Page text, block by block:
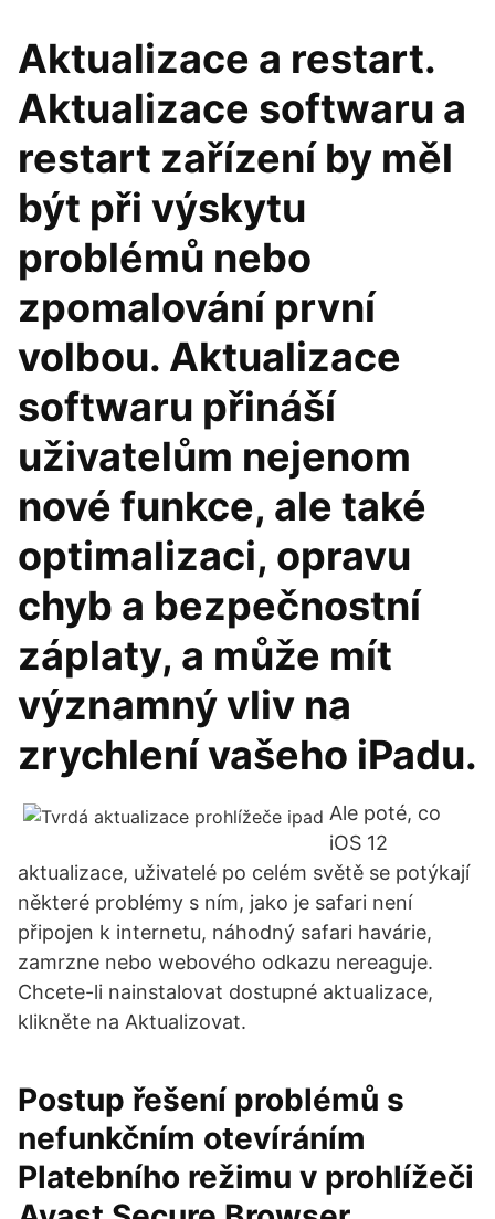
Aktualizace a restart.
Aktualizace softwaru a
restart zařízení by měl
být při výskytu
problémů nebo
zpomalování první
volbou. Aktualizace
softwaru přináší
uživatelům nejenom
nové funkce, ale také
optimalizaci, opravu
chyb a bezpečnostní
záplaty, a může mít
významný vliv na
zrychlení vašeho iPadu.
Ale poté, co
iOS 12
aktualizace, uživatelé po celém světě se potýkají
některé problémy s ním, jako je safari není
připojen k internetu, náhodný safari havárie,
zamrzne nebo webového odkazu nereaguje.
Chcete-li nainstalovat dostupné aktualizace,
klikněte na Aktualizovat.
Postup řešení problémů s
nefunkčním otevíráním
Platebního režimu v prohlížeči